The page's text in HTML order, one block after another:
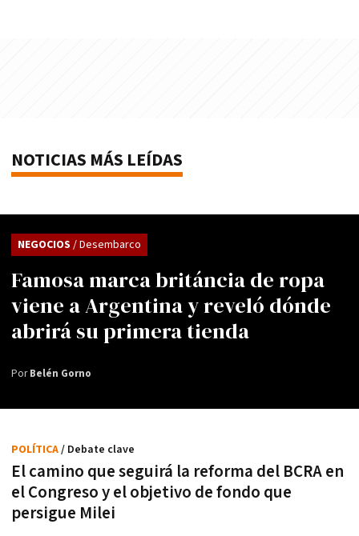
NOTICIAS MÁS LEÍDAS
Famosa marca británcia de ropa
viene a Argentina y reveló dónde
abrirá su primera tienda
NEGOCIOS / Desembarco
PorBelén Gorno
El camino que seguirá la reforma del BCRA en
el Congreso y el objetivo de fondo que
persigue Milei
POLÍTICA/ Debate clave